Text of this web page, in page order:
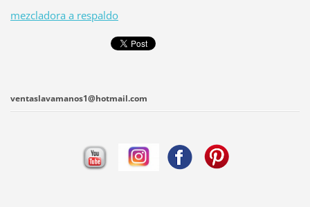
mezcladora a respaldo
ventaslavamanos1@hotmail.com